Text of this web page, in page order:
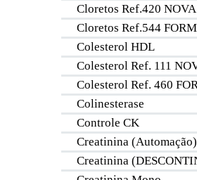
Cloretos Ref.420
Cloretos Ref.544
Colesterol HDL
Colesterol Ref. 111
Colesterol Ref. 460
Colinesterase
Controle CK
Creatinina
Creatinina